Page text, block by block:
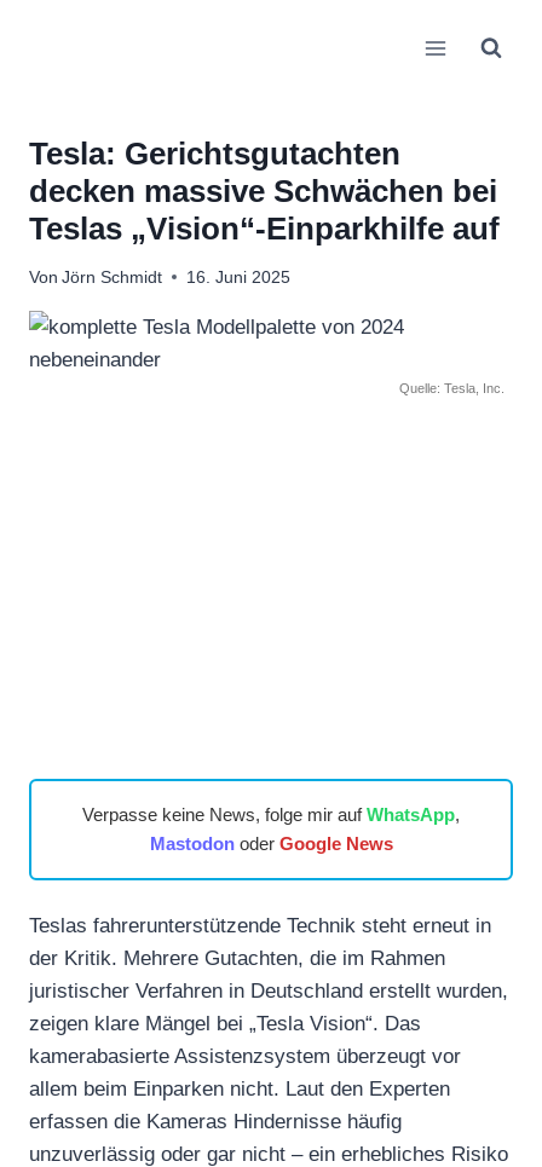
Tesla: Gerichtsgutachten
decken massive Schwächen bei
Teslas „Vision“-Einparkhilfe auf
Von Jörn Schmidt 16. Juni 2025
Quelle: Tesla, Inc.
Verpasse keine News, folge mir aufWhatsApp,
Mastodonoder Google News
Teslas fahrerunterstützende Technik steht erneut in
der Kritik. Mehrere Gutachten, die im Rahmen
juristischer Verfahren in Deutschland erstellt wurden,
zeigen klare Mängel bei „Tesla Vision“. Das
kamerabasierte Assistenzsystem überzeugt vor
allem beim Einparken nicht. Laut den Experten
erfassen die Kameras Hindernisse häufig
unzuverlässig oder gar nicht – ein erhebliches Risiko